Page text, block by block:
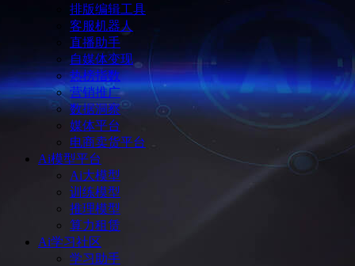
排版编辑工具
客服机器人
直播助手
自媒体变现
热榜指数
营销推广
数据洞察
媒体平台
电商卖货平台
Ai模型平台
Ai大模型
训练模型
推理模型
算力租赁
Ai学习社区
学习助手